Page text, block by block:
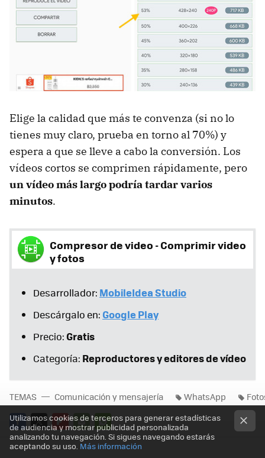
Elige la calidad que más te convenza (si no lo
tienes muy claro, prueba en torno al 70%) y
espera a que se lleve a cabo la conversión. Los
vídeos cortos se comprimen rápidamente, pero
un vídeo más largo podría tardar varios
minutos.
Compresor de video - Comprimir video
y fotos
Desarrollador: MobileIdea Studio
Descárgalo en: Google Play
Precio:Gratis
Categoría: Reproductores y editores de vídeo
FACEBOOK
TWITTERFLIPBOARD
E-
WHATSAPP
TEMAS Comunicación y mensajería WhatsApp
Utilizamos cookies de terceros para generar estadísticas
de audiencia y mostrar publicidad personalizada
analizando tu navegación. Si sigues navegando estarás
aceptando su uso. Más información